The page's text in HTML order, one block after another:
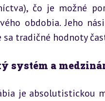
čo je možné
obdobia. Jeho
sa tradičné hodnoty
systém a
je absolutistickou